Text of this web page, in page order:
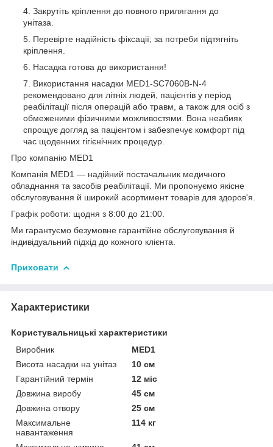
Закрутіть кріплення до повного прилягання до
унітаза.
Перевірте надійність фіксації; за потреби підтягніть
кріплення.
Насадка готова до використання!
Використання насадки MED1-SC7060B-N-4
рекомендовано для літніх людей, пацієнтів у період
реабілітації після операцій або травм, а також для осіб з
обмеженими фізичними можливостями. Вона неабияк
спрощує догляд за пацієнтом і забезпечує комфорт під
час щоденних гігієнічних процедур.
Про компанію MED1
Компанія MED1 — надійний постачальник медичного
обладнання та засобів реабілітації. Ми пропонуємо якісне
обслуговування й широкий асортимент товарів для здоров'я.
Графік роботи: щодня з 8:00 до 21:00.
Ми гарантуємо безумовне гарантійне обслуговування й
індивідуальний підхід до кожного клієнта.
Приховати
Характеристики
Користувальницькі характеристики
Виробник
MED1
Висота насадки на унітаз
10 см
Гарантійний термін
12 міс
Довжина виробу
45 см
Довжина отвору
25 см
Максимальне
навантаження
114 кг